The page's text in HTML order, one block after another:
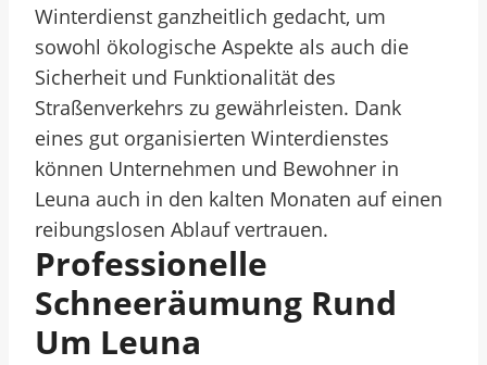
Winterdienst ganzheitlich gedacht, um
sowohl ökologische Aspekte als auch die
Sicherheit und Funktionalität des
Straßenverkehrs zu gewährleisten. Dank
eines gut organisierten Winterdienstes
können Unternehmen und Bewohner in
Leuna auch in den kalten Monaten auf einen
reibungslosen Ablauf vertrauen.
Professionelle
Schneeräumung Rund
Um Leuna